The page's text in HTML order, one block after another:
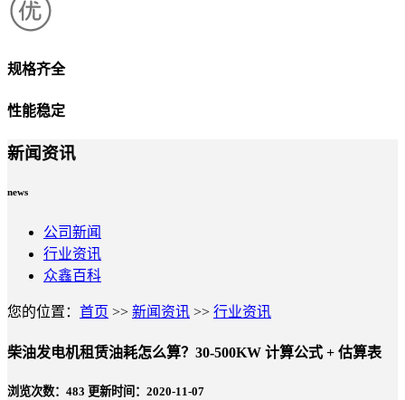
规格齐全
性能稳定
新闻资讯
news
公司新闻
行业资讯
众鑫百科
您的位置： 首页 >> 新闻资讯 >> 行业资讯
柴油发电机租赁油耗怎么算？30-500KW 计算公式 + 估算表
浏览次数： 483 更新时间：2020-11-07